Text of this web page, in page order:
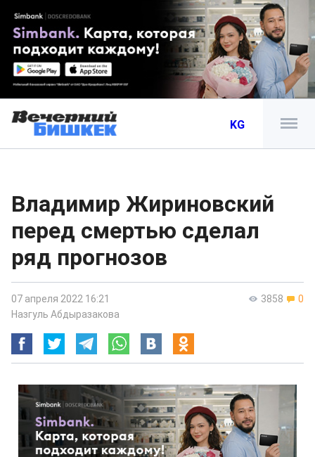
KG
Владимир Жириновский
перед смертью сделал
ряд прогнозов
3858 0
07 апреля 2022 16:21
Назгуль Абдыразакова